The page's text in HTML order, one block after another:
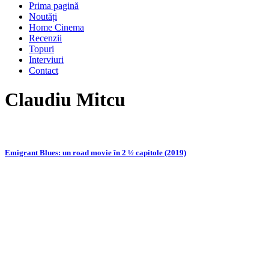
Prima pagină
Noutăți
Home Cinema
Recenzii
Topuri
Interviuri
Contact
Claudiu Mitcu
Emigrant Blues: un road movie în 2 ½ capitole (2019)